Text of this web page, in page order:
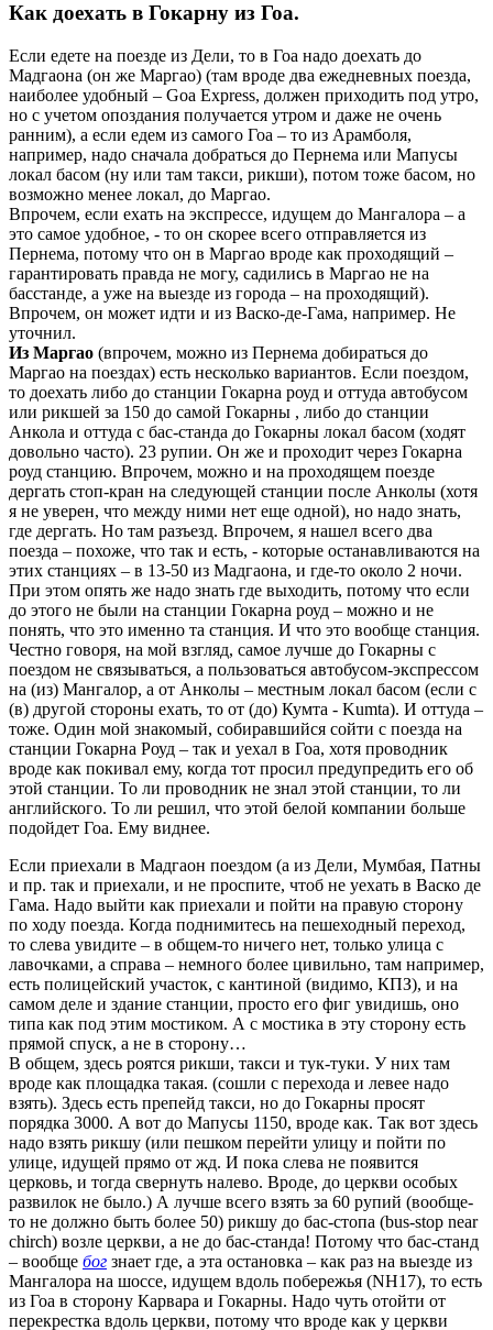
Как доехать в Гокарну из Гоа.
Если едете на поезде из Дели, то в Гоа надо доехать до
Мадгаона (он же Маргао) (там вроде два ежедневных поезда,
наиболее удобный – Goa Express, должен приходить под утро,
но с учетом опоздания получается утром и даже не очень
ранним), а если едем из самого Гоа – то из Арамболя,
например, надо сначала добраться до Пернема или Мапусы
локал басом (ну или там такси, рикши), потом тоже басом, но
возможно менее локал, до Маргао.
Впрочем, если ехать на экспрессе, идущем до Мангалора – а
это самое удобное, - то он скорее всего отправляется из
Пернема, потому что он в Маргао вроде как проходящий –
гарантировать правда не могу, садились в Маргао не на
басстанде, а уже на выезде из города – на проходящий).
Впрочем, он может идти и из Васко-де-Гама, например. Не
уточнил.
Из Маргао (впрочем, можно из Пернема добираться до
Маргао на поездах) есть несколько вариантов. Если поездом,
то доехать либо до станции Гокарна роуд и оттуда автобусом
или рикшей за 150 до самой Гокарны , либо до станции
Анкола и оттуда с бас-станда до Гокарны локал басом (ходят
довольно часто). 23 рупии. Он же и проходит через Гокарна
роуд станцию. Впрочем, можно и на проходящем поезде
дергать стоп-кран на следующей станции после Анколы (хотя
я не уверен, что между ними нет еще одной), но надо знать,
где дергать. Но там разъезд. Впрочем, я нашел всего два
поезда – похоже, что так и есть, - которые останавливаются на
этих станциях – в 13-50 из Мадгаона, и где-то около 2 ночи.
При этом опять же надо знать где выходить, потому что если
до этого не были на станции Гокарна роуд – можно и не
понять, что это именно та станция. И что это вообще станция.
Честно говоря, на мой взгляд, самое лучше до Гокарны с
поездом не связываться, а пользоваться автобусом-экспрессом
на (из) Мангалор, а от Анколы – местным локал басом (если с
(в) другой стороны ехать, то от (до) Кумта - Kumta). И оттуда –
тоже. Один мой знакомый, собиравшийся сойти с поезда на
станции Гокарна Роуд – так и уехал в Гоа, хотя проводник
вроде как покивал ему, когда тот просил предупредить его об
этой станции. То ли проводник не знал этой станции, то ли
английского. То ли решил, что этой белой компании больше
подойдет Гоа. Ему виднее.
Если приехали в Мадгаон поездом (а из Дели, Мумбая, Патны
и пр. так и приехали, и не проспите, чтоб не уехать в Васко де
Гама. Надо выйти как приехали и пойти на правую сторону
по ходу поезда. Когда поднимитесь на пешеходный переход,
то слева увидите – в общем-то ничего нет, только улица с
лавочками, а справа – немного более цивильно, там например,
есть полицейский участок, с кантиной (видимо, КПЗ), и на
самом деле и здание станции, просто его фиг увидишь, оно
типа как под этим мостиком. А с мостика в эту сторону есть
прямой спуск, а не в сторону…
В общем, здесь роятся рикши, такси и тук-туки. У них там
вроде как площадка такая. (сошли с перехода и левее надо
взять). Здесь есть препейд такси, но до Гокарны просят
порядка 3000. А вот до Мапусы 1150, вроде как. Так вот здесь
надо взять рикшу (или пешком перейти улицу и пойти по
улице, идущей прямо от жд. И пока слева не появится
церковь, и тогда свернуть налево. Вроде, до церкви особых
развилок не было.) А лучше всего взять за 60 рупий (вообще-
то не должно быть более 50) рикшу до бас-стопа (bus-stop near
chirch) возле церкви, а не до бас-станда! Потому что бас-станд
– вообще бог знает где, а эта остановка – как раз на выезде из
Мангалора на шоссе, идущем вдоль побережья (NH17), то есть
из Гоа в сторону Карвара и Гокарны. Надо чуть отойти от
перекрестка вдоль церкви, потому что вроде как у церкви